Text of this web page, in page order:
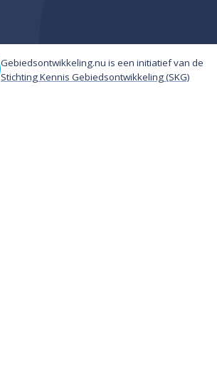
Gebiedsontwikkeling.nu is een initiatief van de
Stichting Kennis Gebiedsontwikkeling (SKG)